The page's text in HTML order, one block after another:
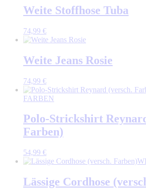
Weite Stoffhose Tuba
74,99 €
Weite Jeans Rosie
74,99 €
FARBEN
Polo-Strickshirt
Farben)
54,99 €
Lässige Cordhose